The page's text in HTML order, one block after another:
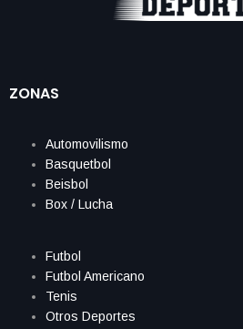
ZONAS
Automovilismo
Basquetbol
Beisbol
Box / Lucha
Futbol
Futbol Americano
Tenis
Otros Deportes